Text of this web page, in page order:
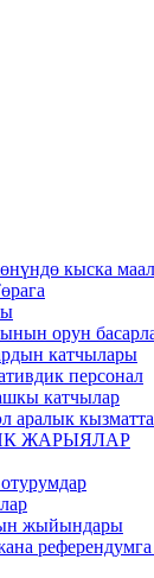
кыска
орун
катчылары
персонал
катчылар
аралык
ЖАРЫЯЛАР
жыйындары
референдумга